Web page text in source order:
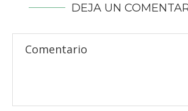
DEJA UN